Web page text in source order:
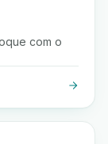
com o